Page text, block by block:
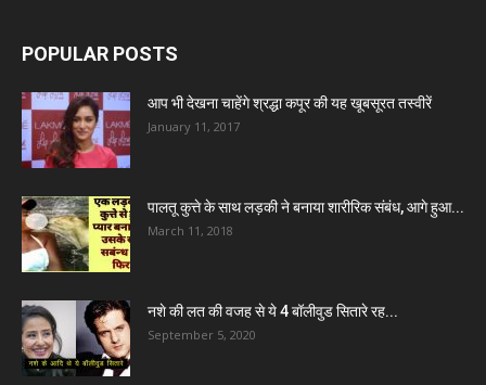
POPULAR POSTS
आप भी देखना चाहेंगे श्रद्धा कपूर की यह खूबसूरत तस्वीरें
January 11, 2017
पालतू कुत्ते के साथ लड़की ने बनाया शारीरिक संबंध, आगे हुआ...
March 11, 2018
नशे की लत की वजह से ये 4 बॉलीवुड सितारे रह...
September 5, 2020